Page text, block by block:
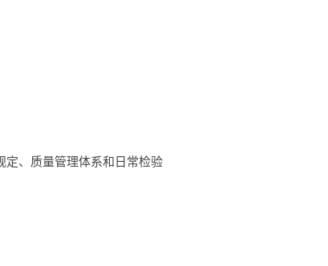
定、质量管理体系和日常检验